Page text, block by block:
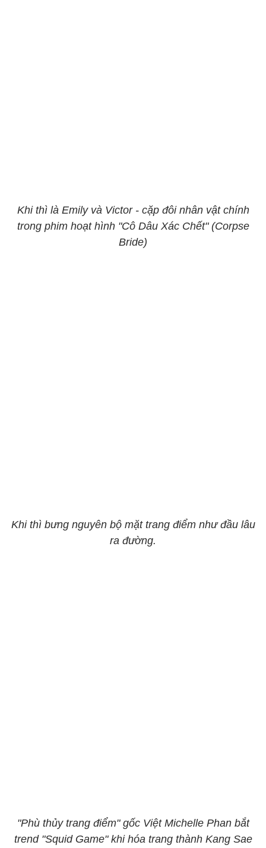
Khi thì là Emily và Victor - cặp đôi nhân vật chính
trong phim hoạt hình "Cô Dâu Xác Chết" (Corpse
Bride)
Khi thì bưng nguyên bộ mặt trang điểm như đầu lâu
ra đường.
"Phù thủy trang điểm" gốc Việt Michelle Phan bắt
trend "Squid Game" khi hóa trang thành Kang Sae